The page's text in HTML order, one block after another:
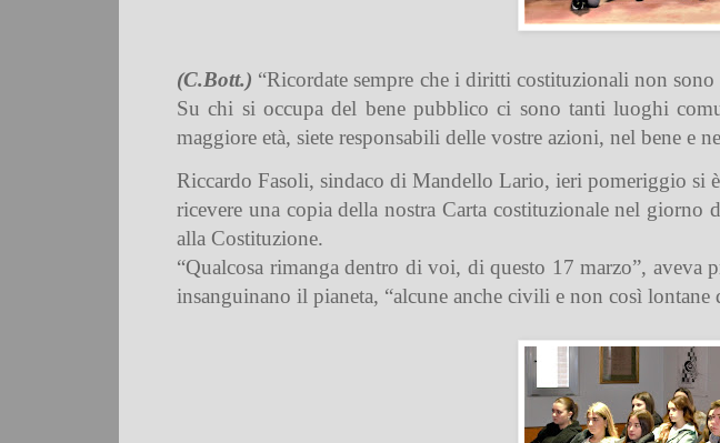
(C.Bott.) “Ricordate sempre che i diritti costituzionali non
Su chi si occupa del bene pubblico ci sono tanti luoghi
maggiore età, siete responsabili delle vostre azioni, nel bene e
Riccardo Fasoli, sindaco di Mandello Lario, ieri pomeriggio si
ricevere una copia della nostra Carta costituzionale nel giorno
alla Costituzione.
“Qualcosa rimanga dentro di voi, di questo 17 marzo”, aveva
insanguinano il pianeta, “alcune anche civili e non così lontane